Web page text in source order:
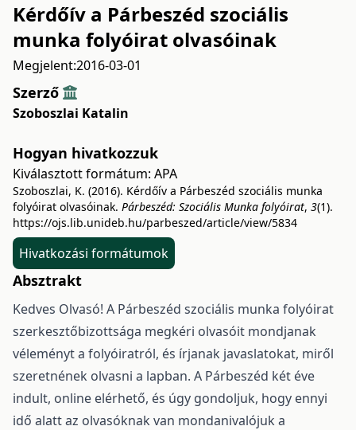
Kérdőív a Párbeszéd szociális
munka folyóirat olvasóinak
Megjelent:2016-03-01
Szerző
Szoboszlai Katalin
Hogyan hivatkozzuk
Kiválasztott formátum: APA
Szoboszlai, K. (2016). Kérdőív a Párbeszéd szociális munka
folyóirat olvasóinak. Párbeszéd: Szociális Munka folyóirat, 3(1).
https://ojs.lib.unideb.hu/parbeszed/article/view/5834
Hivatkozási formátumok
Absztrakt
Kedves Olvasó! A Párbeszéd szociális munka folyóirat
szerkesztőbizottsága megkéri olvasóit mondjanak
véleményt a folyóiratról, és írjanak javaslatokat, miről
szeretnének olvasni a lapban. A Párbeszéd két éve
indult, online elérhető, és úgy gondoljuk, hogy ennyi
idő alatt az olvasóknak van mondanivalójuk a